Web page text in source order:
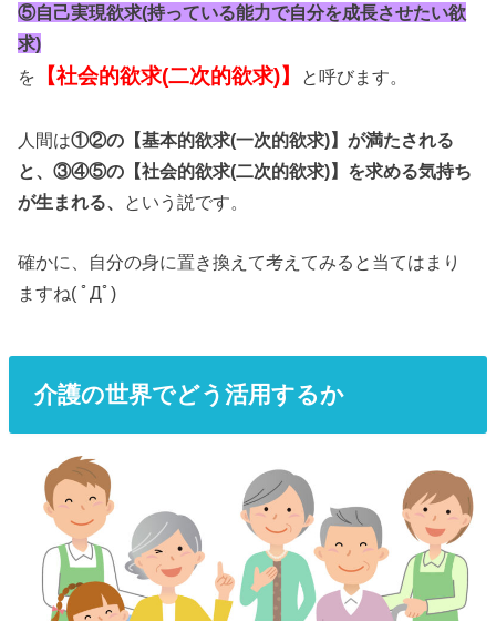
⑤自己実現欲求(持っている能力で自分を成長させたい欲
求)
を
【社会的欲求(二次的欲求)】 と呼びます。
人間は①②の【基本的欲求(一次的欲求)】が満たされる
と、③④⑤の【社会的欲求(二次的欲求)】を求める気持ち
が生まれる、 という説です。
確かに、自分の身に置き換えて考えてみると当てはまり
ますね( ﾟДﾟ)
介護の世界でどう活用するか